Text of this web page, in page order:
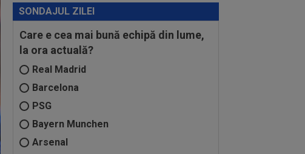
SONDAJUL ZILEI
Care e cea mai bună echipă din lume,
la ora actuală?
Real Madrid
Barcelona
PSG
Bayern Munchen
Arsenal